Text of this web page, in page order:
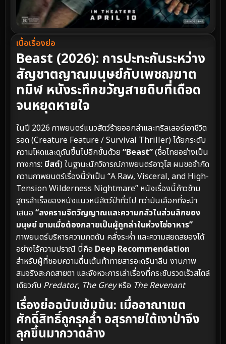
เนื้อเรื่องย่อ
Beast (2026): การปะทะกันระหว่าง
สัญชาตญาณมนุษย์กับเพชฌฆาต
ทมิฬ หนังระทึกขวัญสายดิบที่เดือด
จนหยุดหายใจ
ในปี 2026 ภาพยนตร์แนวสัตว์ร้ายออกล่าและทริลเลอร์เอาชีวิต
รอด (Creature Feature / Survival Thriller) ได้ยกระดับ
ความโหดและดุดันขึ้นไปอีกขั้นด้วย“Beast”(ชื่อไทยอย่างเป็น
ทางการ: บีสต์) ในฐานะนักวิจารณ์ภาพยนตร์อาวุโส ผมขอจำกัด
ความภาพยนตร์เรื่องนี้ว่าเป็น “A Raw, Visceral, and High-
Tension Wilderness Nightmare” หนังเรื่องนี้ก้าวข้าม
สูตรสำเร็จของหนังแนวหนีสัตว์ป่าทั่วไป ทว่ามันเลือกที่จะนำ
เสนอ “สงครามจิตวิญญาณและความกลัวในส่วนลึกของ
มนุษย์ ยามเมื่อต้องกลายเป็นผู้ถูกล่าในห่วงโซ่อาหาร”
ภาพยนตร์บริหารความกดดัน คลั่งระห่ำ และความสยดสยองได้
อย่างไร้ความปราณี นี่คือ Deep Recommendation
สำหรับผู้ที่ชอบความตื่นเต้นท้าทายสารอะดรีนาลีน งานภาพ
สมจริงสะกดสายตา และจังหวะการเล่าเรื่องที่กระชับรวดเร็วสไตล์
เดียวกับ Predator, The Greyหรือ The Revenant
เรื่องย่อฉบับเข้มข้น: เมื่ออาณาเขต
ศักดิ์สิทธิ์ถูกรุกล้ำ อสุรกายใต้เงาป่าจึง
ลุกขึ้นมากวาดล้าง